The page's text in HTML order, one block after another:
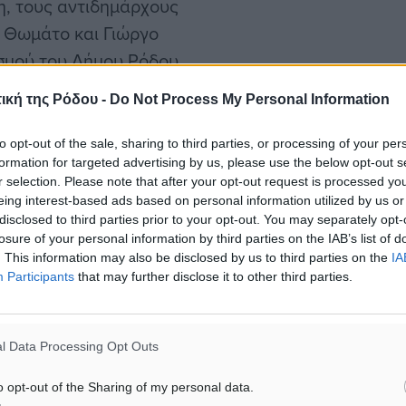
της Ρόδου - Do Not Process My Personal Information
opt-out of the sale, sharing to third parties, or processing of your
for targeted advertising by us, please use the below opt-out
selection. Please note that after your opt-out request is processed
interest-based ads based on personal information utilized by us
to third parties prior to your opt-out. You may separately
of your personal information by third parties on the IAB’s list of
This information may also be disclosed by us to third parties on the
Participants that may further disclose it to other third parties.
Data Processing Opt Outs
opt-out of the Sharing of my personal data.
τους αντιδημάρχους
και Γιώργο
του Δήμου Ρόδου
Νεκτάριο Φλοσκάκη,
την προσφορά τους
στην προσπάθεια
παράγοντα Τάκη
τον εμβληματικό
Γιώργο
των Φανών οπότε
παίκτη στους